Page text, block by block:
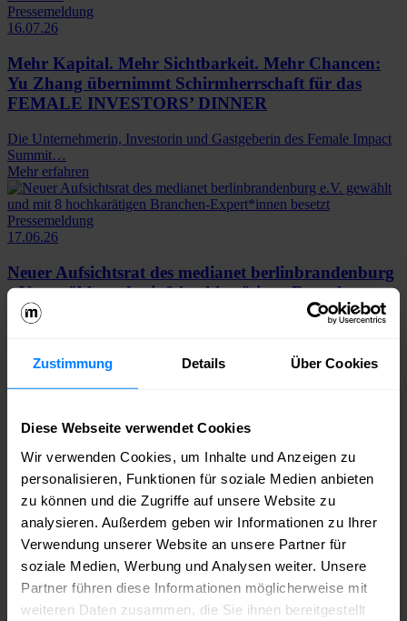
Zustimmung Details Über Cookies
Diese Webseite verwendet Cookies
Wir verwenden Cookies, um Inhalte und Anzeigen zu
personalisieren, Funktionen für soziale Medien anbieten
zu können und die Zugriffe auf unsere Website zu
analysieren. Außerdem geben wir Informationen zu Ihrer
Verwendung unserer Website an unsere Partner für
soziale Medien, Werbung und Analysen weiter. Unsere
Partner führen diese Informationen möglicherweise mit
weiteren Daten zusammen, die Sie ihnen bereitgestellt
Pressemeldung
16.07.26
Mehr Kapital. Mehr Sichtbarkeit. Mehr Chancen:
Yu Zhang übernimmt Schirmherrschaft für das
FEMALE INVESTORS’ DINNER
Die Unternehmerin, Investorin und Gastgeberin des Female Impact
Summit…
Mehr erfahren
Pressemeldung
17.06.26
Neuer Aufsichtsrat des medianet berlinbrandenburg
e.V. gewählt und mit 8 hochkarätigen Branchen-
Expert*innen besetzt
berlinbrandenburg e.V….
21.05.26
Noosha Aubel, Potsdams Oberbürgermeisterin, zu
Gast beim "Politischen Morgen" des medianet
berlinbrandenburg e.V.
„Die Medienstadt hat für mich eine sehr hohe Priorität. Potsdam ist
weit mehr…
Mehr erfahren